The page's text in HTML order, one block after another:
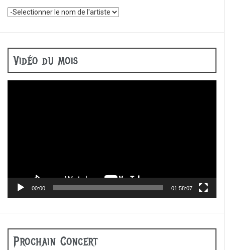
Vidéo du mois
00:00 01:58:07
Prochain Concert